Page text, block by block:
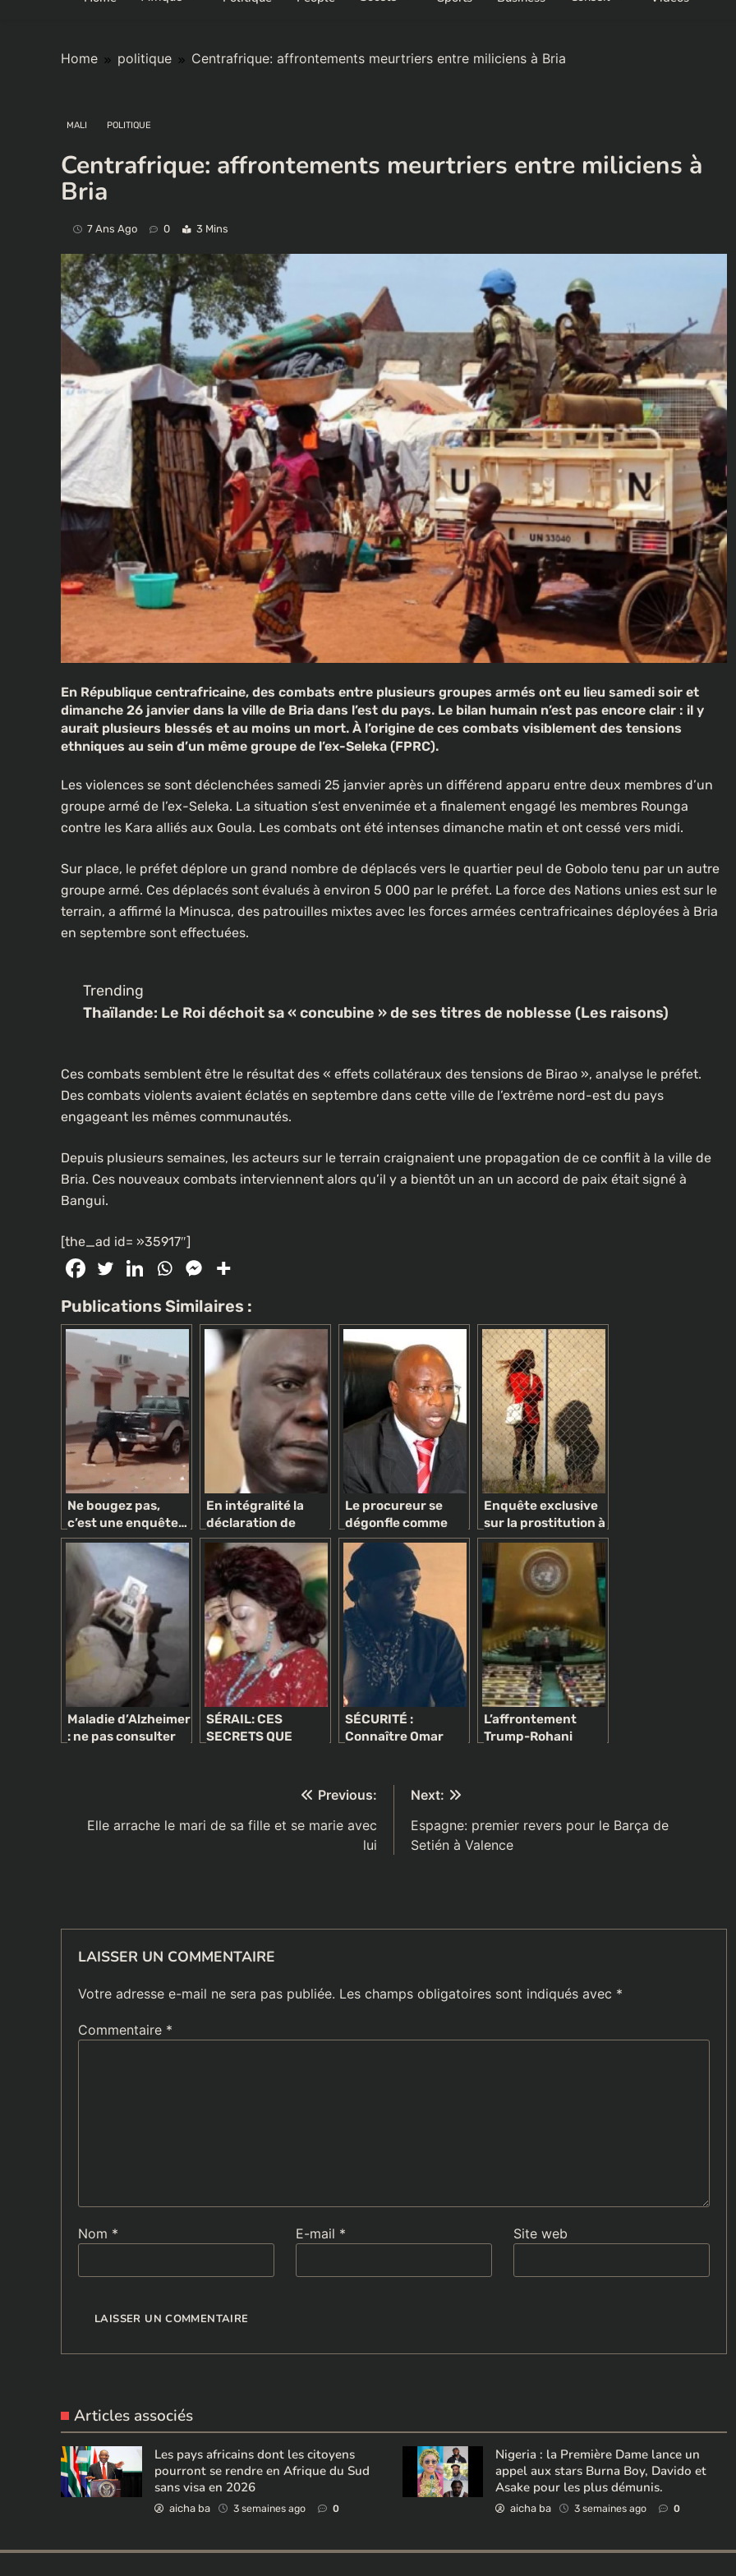
Home politique Centrafrique: affrontements meurtriers entre miliciens à Bria
MALI POLITIQUE
Centrafrique: affrontements meurtriers entre miliciens à
Bria
7 Ans Ago 0 3 Mins
En République centrafricaine, des combats entre plusieurs groupes armés ont eu lieu samedi soir et
dimanche 26 janvier dans la ville de Bria dans l’est du pays. Le bilan humain n’est pas encore clair : il y
aurait plusieurs blessés et au moins un mort. À l’origine de ces combats visiblement des tensions
ethniques au sein d’un même groupe de l’ex-Seleka (FPRC).
Les violences se sont déclenchées samedi 25 janvier après un différend apparu entre deux membres d’un
groupe armé de l’ex-Seleka. La situation s’est envenimée et a finalement engagé les membres Rounga
contre les Kara alliés aux Goula. Les combats ont été intenses dimanche matin et ont cessé vers midi.
Sur place, le préfet déplore un grand nombre de déplacés vers le quartier peul de Gobolo tenu par un autre
groupe armé. Ces déplacés sont évalués à environ 5 000 par le préfet. La force des Nations unies est sur le
terrain, a affirmé la Minusca, des patrouilles mixtes avec les forces armées centrafricaines déployées à Bria
en septembre sont effectuées.
Trending
Thaïlande: Le Roi déchoit sa « concubine » de ses titres de noblesse (Les raisons)
Ces combats semblent être le résultat des « effets collatéraux des tensions de Birao », analyse le préfet.
Des combats violents avaient éclatés en septembre dans cette ville de l’extrême nord-est du pays
engageant les mêmes communautés.
Depuis plusieurs semaines, les acteurs sur le terrain craignaient une propagation de ce conflit à la ville de
Bria. Ces nouveaux combats interviennent alors qu’il y a bientôt un an un accord de paix était signé à
Bangui.
[the_ad id= »35917″]
Publications Similaires :
Ne bougez pas,
c’est une enquête…
politique !
En intégralité la
déclaration de
politique générale
du PM Idrissa Seck
supprimée des
archives nationales
Le procureur se
dégonfle comme
une baudruche:
Lassana Diabé Siby,
un héros ? Une
vaste blague
Enquête exclusive
sur la prostitution à
Dakar: le plaisir au
prix de la douleur et
du refoulement
sentimental
Maladie d’Alzheimer
: ne pas consulter
SÉRAIL: CES
SECRETS QUE
AUX CAMEROUNAIS
SÉCURITÉ :
Connaître Omar
L’affrontement
Trump-Rohani
de
Previous:
Elle arrache le mari de sa fille et se marie avec
lui
Next:
Espagne: premier revers pour le Barça de
Setién à Valence
LAISSER UN COMMENTAIRE
Votre adresse e-mail ne sera pas publiée. Les champs obligatoires sont indiqués avec *
Commentaire *
Nom * E-mail * Site web
Articles associés
Les pays africains dont les citoyens
pourront se rendre en Afrique du Sud
sans visa en 2026
aicha ba 3 semaines ago 0
Nigeria : la Première Dame lance un
appel aux stars Burna Boy, Davido et
Asake pour les plus démunis.
aicha ba 3 semaines ago 0
CULTURE
les rues de Paris
3 semaines ago
[FOCUS] 20 ans après : Retour sur